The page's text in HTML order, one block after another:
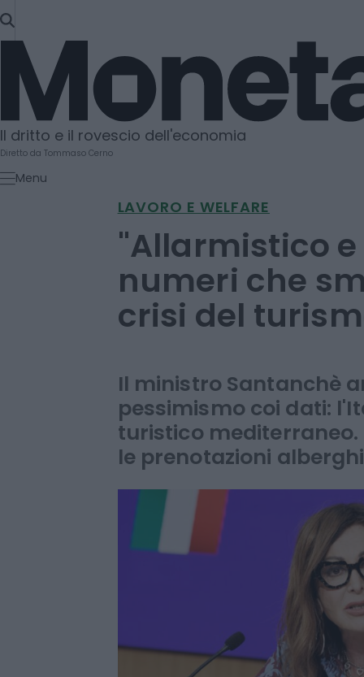
SKIP
TO
CONTENT
Moneta
Il dritto e il rovescio dell'economia
Diretto da Tommaso Cerno
Menu
LAVORO E WELFARE
"Allarmistico e
crisi del
Il ministro Santanchè
pessimismo coi dati:
turistico mediterraneo.
le prenotazioni